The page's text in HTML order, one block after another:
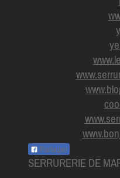
Partager
SERRURERIE DE